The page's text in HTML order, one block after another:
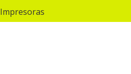
Impresoras